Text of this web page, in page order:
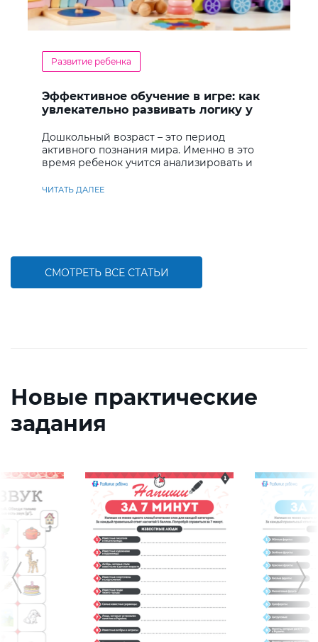
Развитие ребенка
Эффективное обучение в игре: как
увлекательно развивать логику у
Дошкольный возраст – это период
активного познания мира. Именно в это
время ребенок учится анализировать и
ЧИТАТЬ ДАЛЕЕ
СМОТРЕТЬ ВСЕ СТАТЬИ
Новые практические
задания